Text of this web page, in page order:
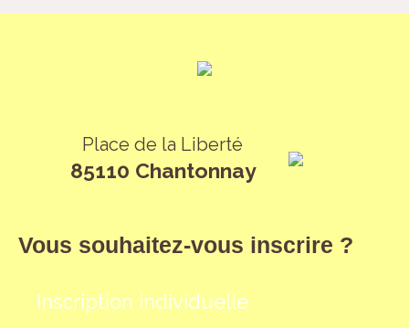
Place de la Liberté
85110 Chantonnay
Vous souhaitez-vous inscrire ?
Inscription individuelle